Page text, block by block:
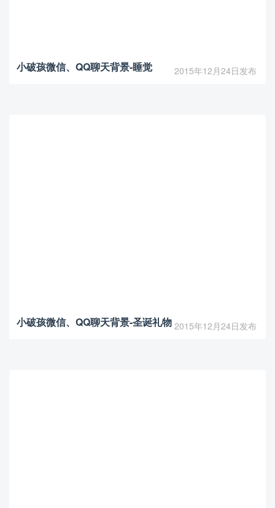
小破孩微信、QQ聊天背景-睡觉 2015年12月24日发布
小破孩微信、QQ聊天背景-圣诞礼物 2015年12月24日发布